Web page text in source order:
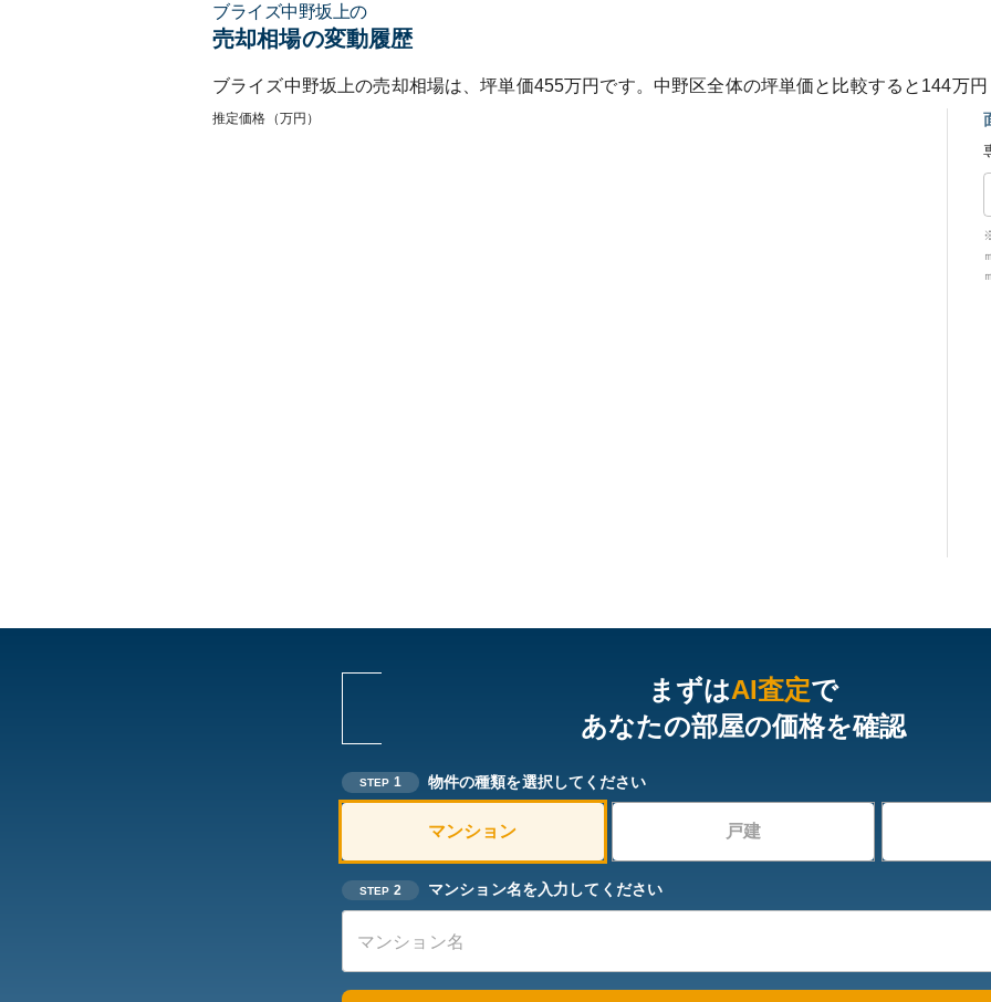
ブライズ中野坂上の
売却相場の変動履歴
ブライズ中野坂上の売却相場は、坪単価455万円です。 中野区全体の坪単価と比較すると 144万円
推定価格（万円）
まずはAI査定で
あなたの部屋の価格を確認
STEP 1 物件の種類を選択してください
マンション 戸建
STEP 2 マンション名を入力してください